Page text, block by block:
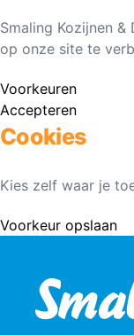
Smaling Kozijnen
op onze site te
Voorkeuren
Accepteren
Cookies
Kies zelf waar je
Voorkeur opslaan